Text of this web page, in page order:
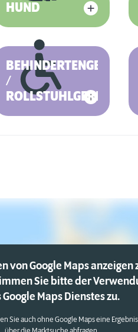
HUND
BEHINDERTENGERECHT
/
ROLLSTUHLGERECHT
von Google Maps anzeigen
Sie bitte der
Google Maps Dienstes zu.
Sie auch ohne Google Maps eine